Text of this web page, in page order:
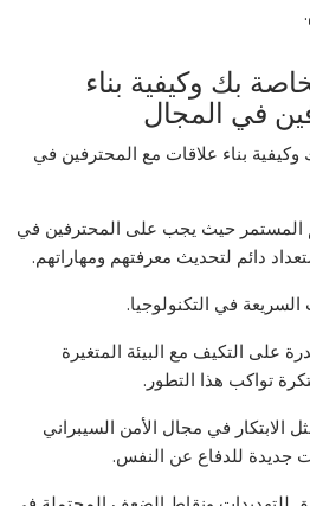
بك وكيفية بناء
في المجال
المستمر حيث يجب على المحترفين في
دائم لتحديث معرفتهم ومهاراتهم.
في التكنولوجيا.
على التكيف مع البيئة المتغيرة
تواكب هذا التطور.
الابتكار في مجال الأمن السيبراني
جديدة للدفاع عن النفس.